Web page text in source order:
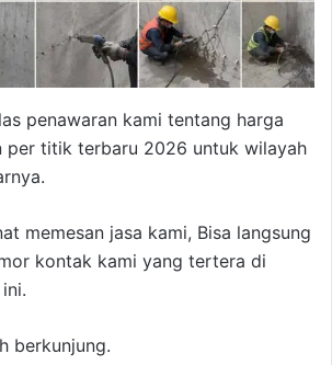
penawaran kami tentang harga
per titik terbaru 2026 untuk wilayah
memesan jasa kami, Bisa langsung
kontak kami yang tertera di
berkunjung.